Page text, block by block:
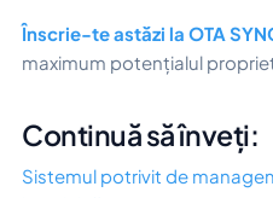
Înscrie-te astăzi la OTA
maximum potențialul
Continuă să înveți:
Sistemul potrivit de